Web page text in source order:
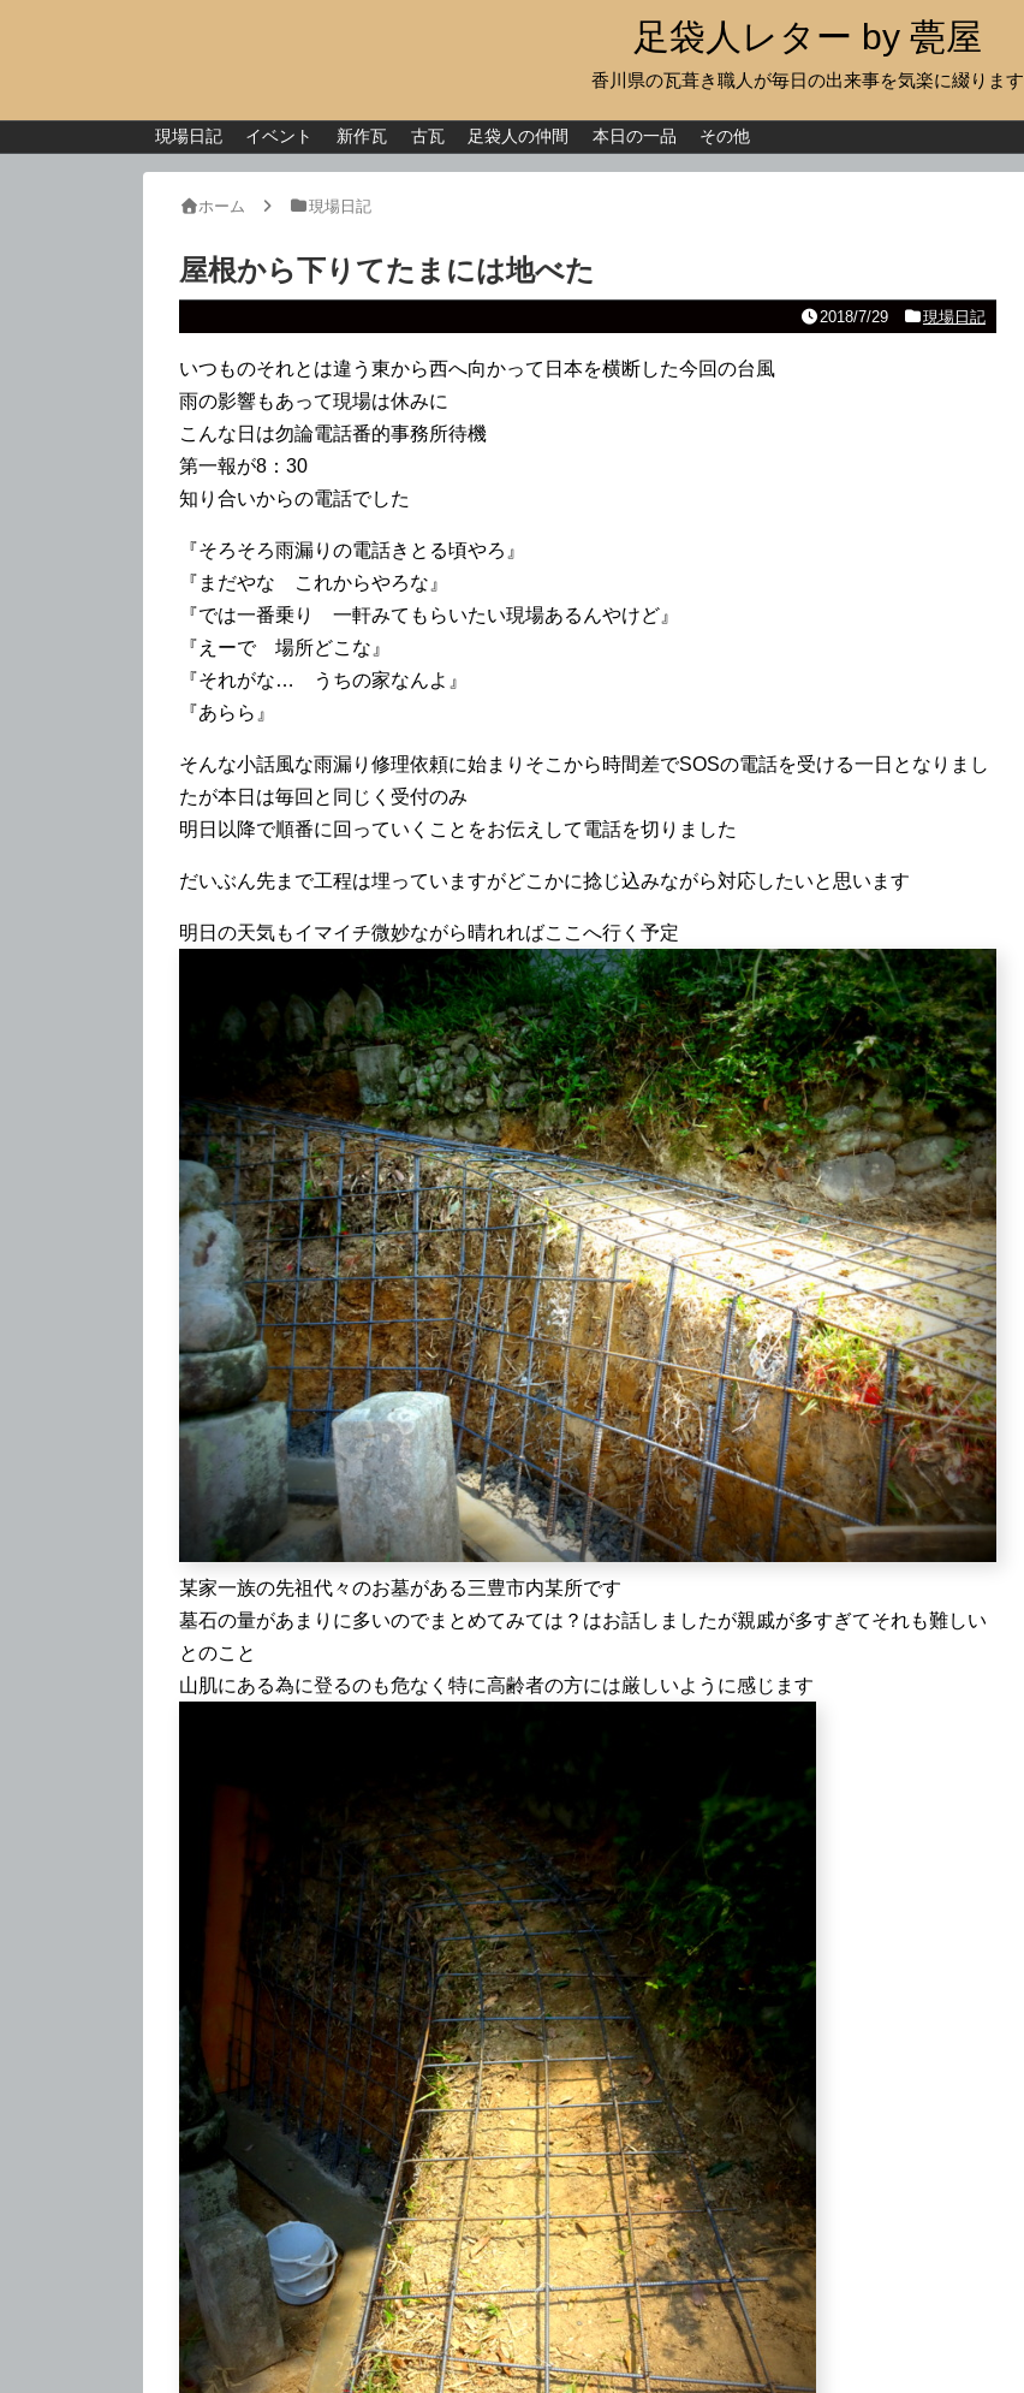
足袋人レター by 甍屋
香川県の瓦葺き職人が毎日の出来事を気楽に綴ります
現場日記 イベント 新作瓦 古瓦 足袋人の仲間 本日の一品 その他
ホーム 現場日記
屋根から下りてたまには地べた
2018/7/29 現場日記
いつものそれとは違う東から西へ向かって日本を横断した今回の台風
雨の影響もあって現場は休みに
こんな日は勿論電話番的事務所待機
第一報が8：30
知り合いからの電話でした
『そろそろ雨漏りの電話きとる頃やろ』
『まだやな これからやろな』
『では一番乗り 一軒みてもらいたい現場あるんやけど』
『えーで 場所どこな』
『それがな… うちの家なんよ』
『あらら』
そんな小話風な雨漏り修理依頼に始まりそこから時間差でSOSの電話を受ける一日となりまし
たが本日は毎回と同じく受付のみ
明日以降で順番に回っていくことをお伝えして電話を切りました
だいぶん先まで工程は埋っていますがどこかに捻じ込みながら対応したいと思います
明日の天気もイマイチ微妙ながら晴れればここへ行く予定
某家一族の先祖代々のお墓がある三豊市内某所です
墓石の量があまりに多いのでまとめてみては？はお話しましたが親戚が多すぎてそれも難しい
とのこと
山肌にある為に登るのも危なく特に高齢者の方には厳しいように感じます
現場日記
イベント
足袋人の仲間
本日の一品